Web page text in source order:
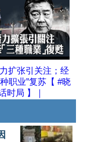
扩张引关注；经
职业”复苏【 #晓
时局 】｜